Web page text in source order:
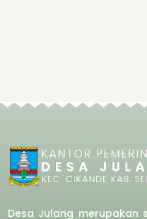
Desa Julang merupakan